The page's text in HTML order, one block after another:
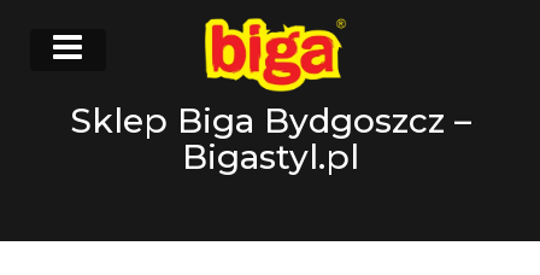
Sklep Biga Bydgoszcz –
Bigastyl.pl